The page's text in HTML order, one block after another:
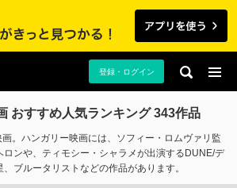
登録・ログイン
おすすめ人気ランキング 343作品
。ハンガリー映画には、ソフィー・ロムヴァリ監
ンや、ティモシー・シャラメが出演するDUNE/デ
、ブルータリストなどの作品があります。